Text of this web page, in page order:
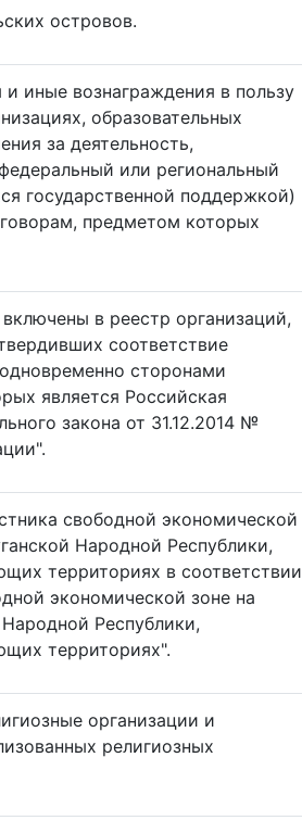
островов.
иные вознаграждения в пользу
образовательных
за деятельность,
или региональный
государственной поддержкой)
предметом которых
в реестр организаций,
соответствие
сторонами
является Российская
закона от 31.12.2014 №
свободной экономической
Народной Республики,
территориях в соответствии
экономической зоне на
Республики,
территориях".
организации и
религиозных